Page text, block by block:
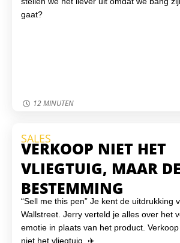
gaat?
12 MINUTEN
SALES
VERKOOP NIET HET
VLIEGTUIG, MAAR DE
BESTEMMING
“Sell me this pen” Je kent de uitdrukking
Wallstreet. Jerry verteld je alles over het
emotie in plaats van het product. Verkoop
niet het vliegtuig. ✈️